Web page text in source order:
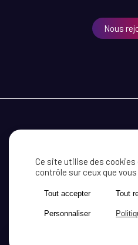
Nous
MENTIONS
Ce site utilise des cookies
contrôle sur ceux que
Tout accepter Tout
Personnaliser